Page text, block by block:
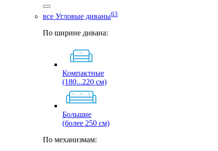
все Угловые диваны63
По ширине дивана:
Компактные
(180...220 см)
Большие
(более 250 см)
По механизмам: